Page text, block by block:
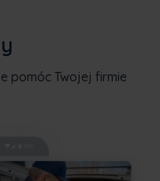
pomóc Twojej firmie